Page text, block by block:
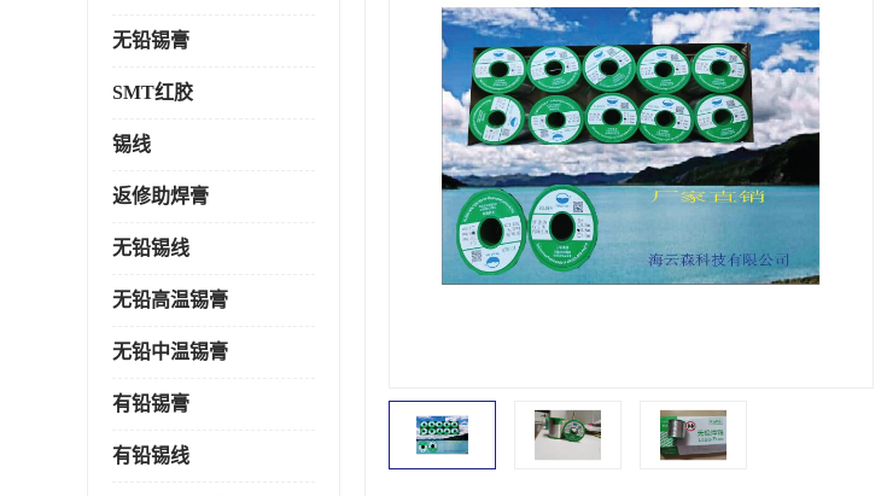
无铅锡膏
SMT红胶
锡线
返修助焊膏
无铅锡线
无铅高温锡膏
无铅中温锡膏
有铅锡膏
有铅锡线